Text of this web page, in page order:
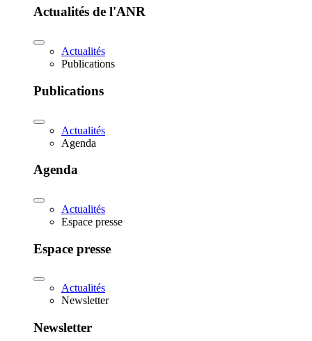
Actualités de l'ANR
Actualités
Publications
Publications
Actualités
Agenda
Agenda
Actualités
Espace presse
Espace presse
Actualités
Newsletter
Newsletter